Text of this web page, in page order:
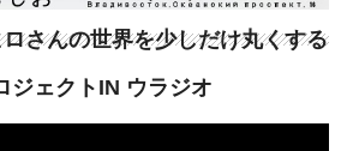
さんの世界を少しだけ丸くする
ジェクトIN ウラジオ